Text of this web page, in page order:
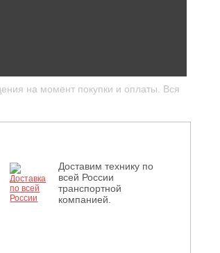
на момент покупки и оплаты. Вся
Доставим технику по
всей России
транспортной
компанией.